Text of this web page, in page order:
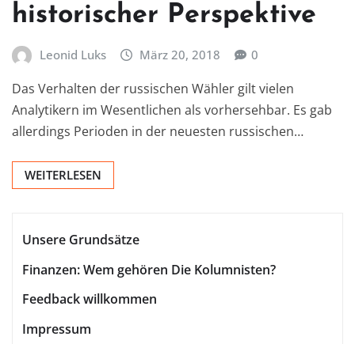
historischer Perspektive
Leonid Luks März 20, 2018 0
Das Verhalten der russischen Wähler gilt vielen
Analytikern im Wesentlichen als vorhersehbar. Es gab
allerdings Perioden in der neuesten russischen…
WEITERLESEN
Unsere Grundsätze
Finanzen: Wem gehören Die Kolumnisten?
Feedback willkommen
Impressum